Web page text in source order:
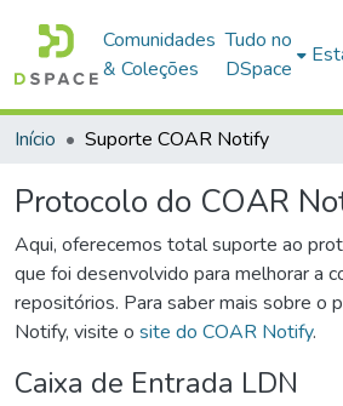
Comunidades
& Coleções
Tudo no
DSpace
Início Suporte COAR Notify
Protocolo do COAR
Aqui, oferecemos total suporte ao
que foi desenvolvido para melhorar a
repositórios. Para saber mais sobre o
Notify, visite o site do COAR Notify.
Caixa de Entrada LDN